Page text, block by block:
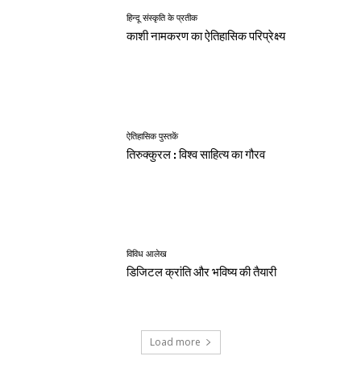
हिन्दू संस्कृति के प्रतीक
काशी नामकरण का ऐतिहासिक परिप्रेक्ष्य
ऐतिहासिक पुस्तकें
तिरुक्कुरल : विश्व साहित्य का गौरव
विविध आलेख
डिजिटल क्रांति और भविष्य की तैयारी
Load more